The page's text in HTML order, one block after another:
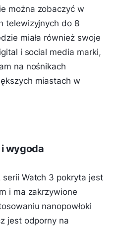
można zobaczyć w
telewizyjnych do 8
miała również swoje
i social media marki,
na nośnikach
miastach w
wygoda
Watch 3 pokryta jest
i ma zakrzywione
nanopowłoki
jest odporny na